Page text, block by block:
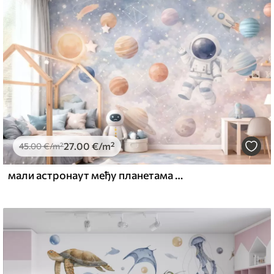
/m²
and Stick
49.00€/m²
45.00€/m²27 .00 €/m²
мали астронаут међу планетама и звездама